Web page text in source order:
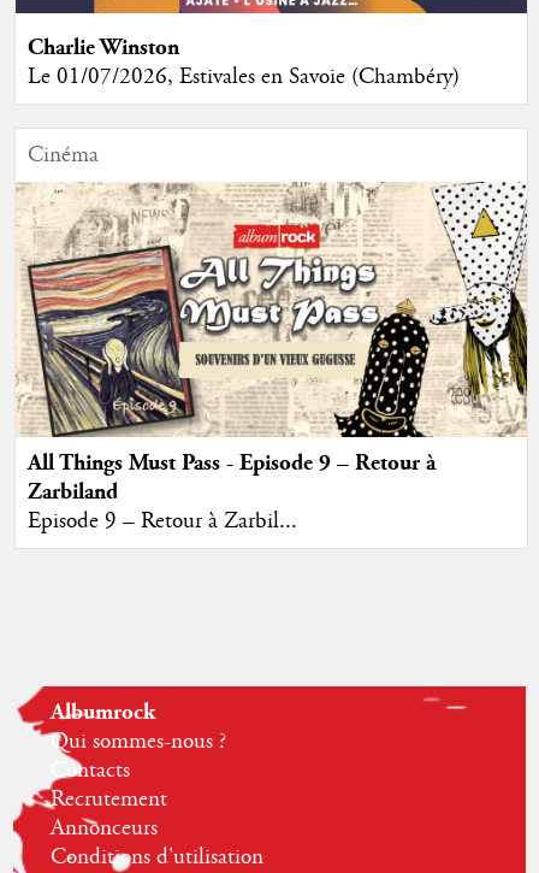
Charlie Winston
Le 01/07/2026, Estivales en Savoie (Chambéry)
Cinéma
All Things Must Pass - Episode 9 – Retour à
Zarbiland
Episode 9 – Retour à Zarbil...
Albumrock
Qui sommes-nous ?
Contacts
Recrutement
Annonceurs
Conditions d'utilisation